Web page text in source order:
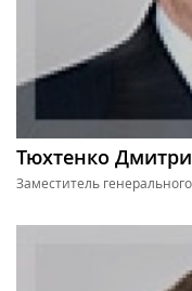
Тюхтенко
Заместитель